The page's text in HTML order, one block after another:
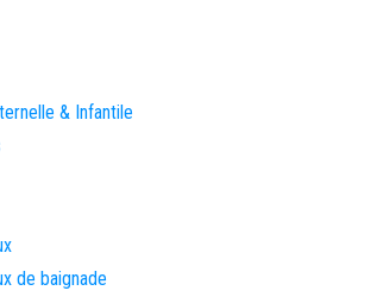
& Infantile
de baignade